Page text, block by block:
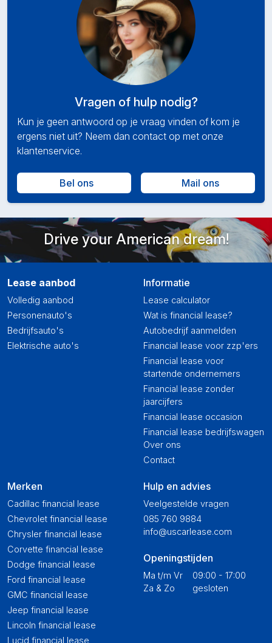
Vragen of hulp nodig?
Kun je geen antwoord op je vraag vinden of kom je
ergens niet uit? Neem dan contact op met onze
klantenservice.
Bel ons Mail ons
Drive your American dream!
Lease aanbod
Volledig aanbod
Personenauto's
Bedrijfsauto's
Elektrische auto's
Merken
Cadillac financial lease
Chevrolet financial lease
Chrysler financial lease
Corvette financial lease
Dodge financial lease
Ford financial lease
GMC financial lease
Jeep financial lease
Lincoln financial lease
Lucid financial lease
Informatie
Lease calculator
Wat is financial lease?
Autobedrijf aanmelden
Financial lease voor zzp'ers
Financial lease voor
startende ondernemers
Financial lease zonder
jaarcijfers
Financial lease occasion
Financial lease bedrijfswagen
Over ons
Contact
Hulp en advies
Veelgestelde vragen
085 760 9884
info@uscarlease.com
Openingstijden
Ma t/m Vr
09:00 - 17:00
Za & Zo
gesloten